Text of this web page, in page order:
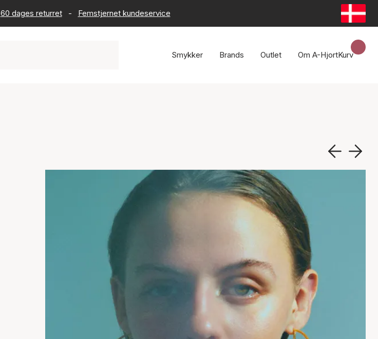
60 dages returret - Femstjernet kundeservice
Smykker Brands Outlet Om A-HjortKurv